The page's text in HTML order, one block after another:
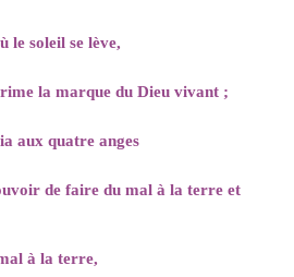
le soleil se lève,
la marque du Dieu vivant ;
aux quatre anges
de faire du mal à la terre et
à la terre,